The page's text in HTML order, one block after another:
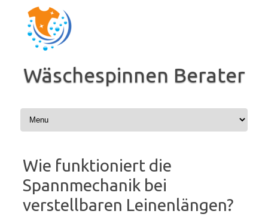
Inhalt
springen
Wäschespinnen Berater
Wie funktioniert die
Spannmechanik bei
verstellbaren Leinenlängen?